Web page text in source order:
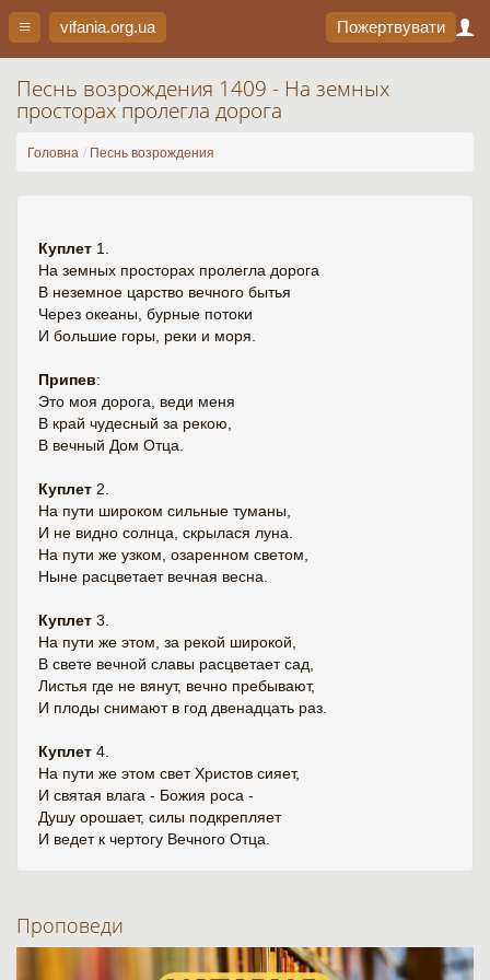
vifania.org.ua Пожертвувати
Песнь возрождения 1409 - На земных
просторах пролегла дорога
Головна Песнь возрождения
Куплет 1.
На земных просторах пролегла дорога
В неземное царство вечного бытья
Через океаны, бурные потоки
И большие горы, реки и моря.
Припев:
Это моя дорога, веди меня
В край чудесный за рекою,
В вечный Дом Отца.
Куплет 2.
На пути широком сильные туманы,
И не видно солнца, скрылася луна.
На пути же узком, озаренном светом,
Ныне расцветает вечная весна.
Куплет 3.
На пути же этом, за рекой широкой,
В свете вечной славы расцветает сад,
Листья где не вянут, вечно пребывают,
И плоды снимают в год двенадцать раз.
Куплет 4.
На пути же этом свет Христов сияет,
И святая влага - Божия роса -
Душу орошает, силы подкрепляет
И ведет к чертогу Вечного Отца.
Проповеди